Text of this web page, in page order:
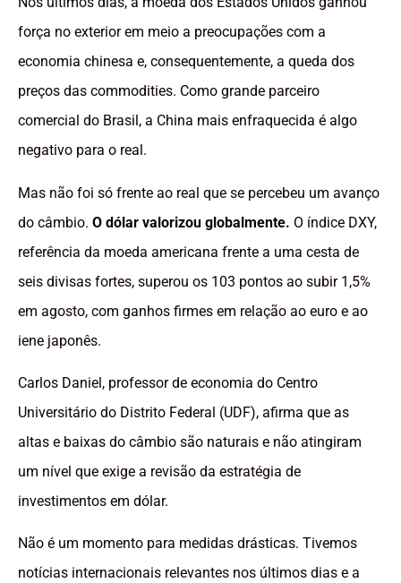
força no exterior em meio a preocupações com a
economia chinesa e, consequentemente, a queda dos
preços das commodities. Como grande parceiro
comercial do Brasil, a China mais enfraquecida é algo
negativo para o real.
Mas não foi só frente ao real que se percebeu um avanço
do câmbio. O dólar valorizou globalmente. O índice DXY,
referência da moeda americana frente a uma cesta de
seis divisas fortes, superou os 103 pontos ao subir 1,5%
em agosto, com ganhos firmes em relação ao euro e ao
iene japonês.
Carlos Daniel, professor de economia do Centro
Universitário do Distrito Federal (UDF), afirma que as
altas e baixas do câmbio são naturais e não atingiram
um nível que exige a revisão da estratégia de
investimentos em dólar.
Não é um momento para medidas drásticas. Tivemos
notícias internacionais relevantes nos últimos dias e a